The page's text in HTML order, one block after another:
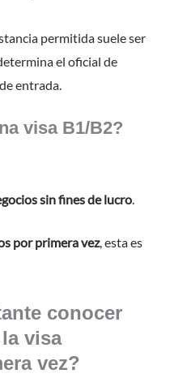
permitida suele ser
el oficial de
entrada.
visa B1/B2?
sin fines de lucro.
por primera vez, esta es
conocer
visa
vez?